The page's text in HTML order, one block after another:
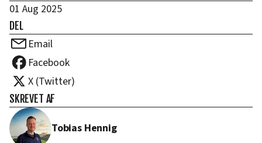
01 Aug 2025
DEL
Email
Facebook
X (Twitter)
SKREVET AF
Tobias Hennig